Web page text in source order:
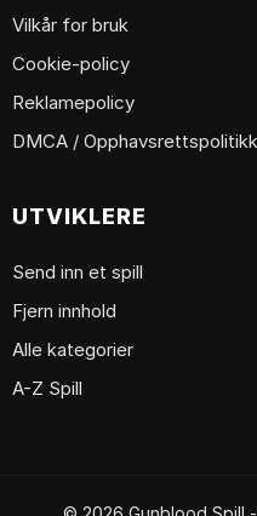
Vilkår for bruk
Cookie-policy
Reklamepolicy
DMCA / Opphavsrettspolitikk
UTVIKLERE
Send inn et spill
Fjern innhold
Alle kategorier
A-Z Spill